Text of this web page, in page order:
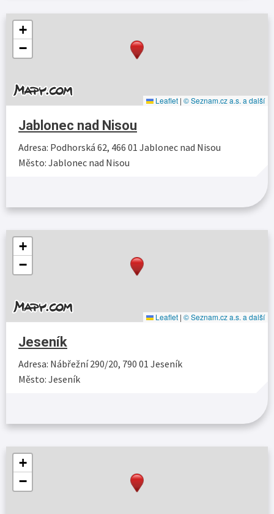
+
−
Leaflet | © Seznam.cz a.s. a další
Jablonec nad Nisou
Adresa: Podhorská 62, 466 01 Jablonec nad Nisou
Město: Jablonec nad Nisou
+
−
Leaflet | © Seznam.cz a.s. a další
Jeseník
Adresa: Nábřežní 290/20, 790 01 Jeseník
Město: Jeseník
+
−